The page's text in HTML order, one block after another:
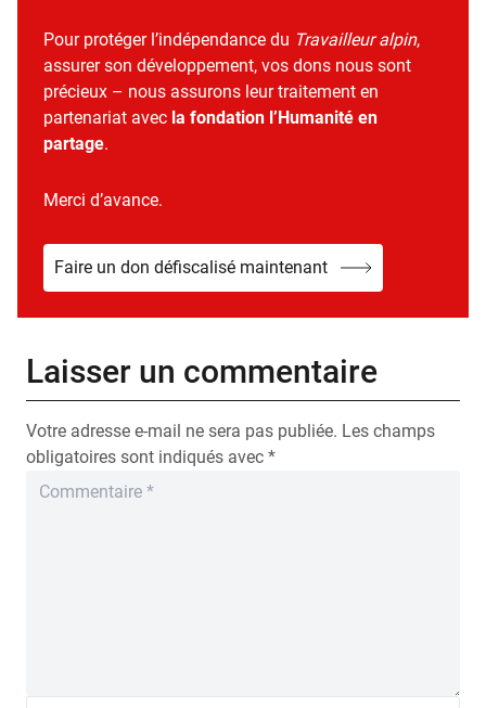
Pour protéger l’indépendance du Travailleur alpin,
assurer son développement, vos dons nous sont
précieux – nous assurons leur traitement en
partenariat avec la fondation l’Humanité en
partage.
Merci d’avance.
Faire un don défiscalisé maintenant
Laisser un commentaire
Votre adresse e-mail ne sera pas publiée. Les champs
obligatoires sont indiqués avec *